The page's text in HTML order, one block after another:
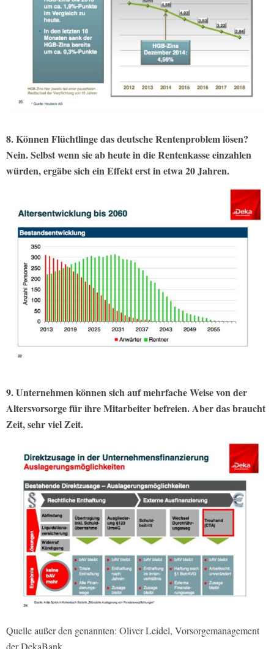
8. Können Flüchtlinge das deutsche Rentenproblem lösen?
Nein. Selbst wenn sie ab heute in die Rentenkasse einzahlen
würden, ergäbe sich ein Effekt erst in etwa 20 Jahren.
9. Unternehmen können sich auf mehrfache Weise von der
Altersvorsorge für ihre Mitarbeiter befreien. Aber das braucht
Zeit, sehr viel Zeit.
Quelle außer den genannten: Oliver Leidel, Vorsorgemanagement
der DekaBank